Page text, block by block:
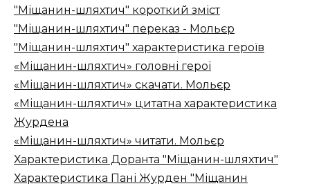
"Міщанин-шляхтич" короткий зміст
"Міщанин-шляхтич" переказ - Мольєр
"Міщанин-шляхтич" характеристика героїв
«Міщанин-шляхтич» головні герої
«Міщанин-шляхтич» скачати. Мольєр
«Міщанин-шляхтич» цитатна характеристика
Журдена
«Міщанин-шляхтич» читати. Мольєр
Характеристика Доранта "Міщанин-шляхтич"
Характеристика Пані Журден "Міщанин